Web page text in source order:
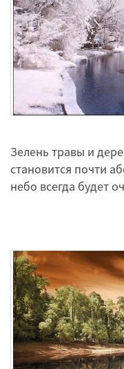
Зелень травы и
становится почти
небо всегда будет